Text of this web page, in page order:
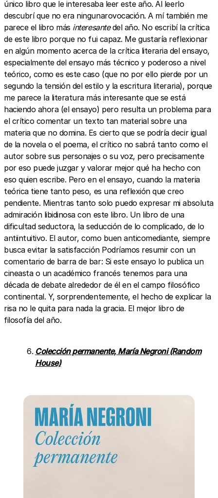
único libro que le interesaba leer este año. Al leerlo
descubrí que no era ningunarovocación. A mí también me
parece el libro más interesantedel año. No escribí la crítica
de este libro porque no fui capaz. Me gustaría reflexionar
en algún momento acerca de la crítica literaria del ensayo,
especialmente del ensayo más técnico y poderoso a nivel
teórico, como es este caso (que no por ello pierde por un
segundo la tensión del estilo y la escritura literaria), porque
me parece la literatura más interesante que se está
haciendo ahora (el ensayo) pero resulta un problema para
el crítico comentar un texto tan material sobre una
materia que no domina. Es cierto que se podría decir igual
de la novela o el poema, el crítico no sabrá tanto como el
autor sobre sus personajes o su voz, pero precisamente
por eso puede juzgar y valorar mejor qué ha hecho con
eso quien escribe. Pero en el ensayo, cuando la materia
teórica tiene tanto peso, es una reflexión que creo
pendiente. Mientras tanto solo puedo expresar mi absoluta
admiración libidinosa con este libro. Un libro de una
dificultad seductora, la seducción de lo complicado, de lo
antiintuitivo. El autor, como buen anticomediante, siempre
busca evitar la satisfacción Podríamos resumir con un
comentario de barra de bar: Si este ensayo lo publica un
cineasta o un académico francés tenemos para una
década de debate alrededor de él en el campo filosófico
continental. Y, sorprendentemente, el hecho de explicar la
risa no le quita para nada la gracia. El mejor libro de
filosofía del año.
Colección permanente, María Negroni (Random
House)